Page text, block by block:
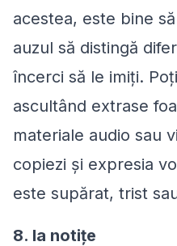
acestea, este bine
auzul să distingă
încerci să le imiți.
ascultând extrase
materiale audio sau
copiezi și expresia
este supărat, trist
8. Ia notițe